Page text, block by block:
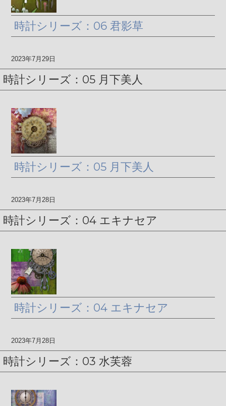
時計シリーズ：06 君影草
2023年7月29日
時計シリーズ：05 月下美人
時計シリーズ：05 月下美人
2023年7月28日
時計シリーズ：04 エキナセア
時計シリーズ：04 エキナセア
2023年7月28日
時計シリーズ：03 水芙蓉